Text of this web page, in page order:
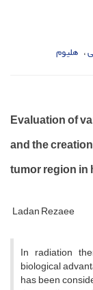
هلیوم
Evaluation of
and the
tumor region in
Ladan Rezaee
In radiation
biological
has been